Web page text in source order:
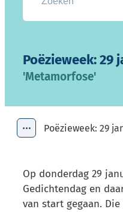
Poëzieweek: 29
'Metamorfose'
Toon allePoëzieweek: 29
Op donderdag 29
Gedichtendag en
van start gegaan.